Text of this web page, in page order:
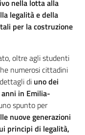
nella lotta alla
legalità e della
per la costruzione
oltre agli studenti
numerosi cittadini
di uno dei
in Emilia-
spunto per
nuove generazioni
principi di legalità,